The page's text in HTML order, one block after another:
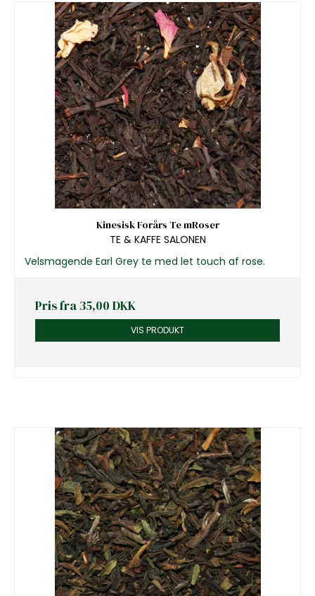
Kinesisk Forårs Te mRoser
TE & KAFFE SALONEN
Velsmagende Earl Grey te med let touch af rose.
Pris fra35,00 DKK
VIS PRODUKT